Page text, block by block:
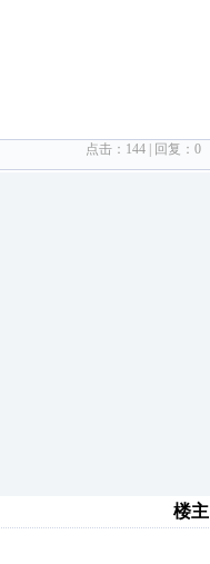
点击： 144 | 回复： 0
楼主